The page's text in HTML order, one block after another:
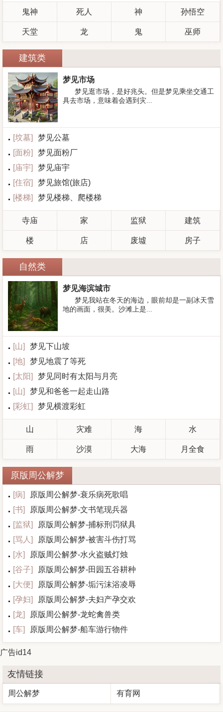
鬼神 死人 神 孙悟空
天堂 龙 鬼 巫师
建筑类
梦见市场
梦见逛市场，是好兆头。但是梦见乘坐交通工
具去市场，意味着会遇到灾...
[坟墓]
梦见公墓
[面粉]
梦见面粉厂
[庙宇]
梦见庙宇
[住宿]
梦见旅馆(旅店)
[楼梯] 梦见楼梯、爬楼梯
寺庙 家 监狱 建筑
楼 店 废墟 房子
自然类
梦见海滨城市
梦见我站在冬天的海边，眼前却是一副冰天雪
地的画面，很美。沙滩上是...
[山]
梦见下山坡
[地]
梦见地震了等死
[太阳]
梦见同时有太阳与月亮
[山]
梦见和爸爸一起走山路
[彩虹] 梦见横渡彩虹
山 灾难 海 水
雨 沙漠 大海 月全食
原版周公解梦
[病]
原版周公解梦-衰乐病死歌唱
[书]
原版周公解梦-文书笔现兵器
[监狱]
原版周公解梦-捕标刑罚狱具
[骂人 ]
原版周公解梦-被害斗伤打骂
[水]
原版周公解梦-水火盗贼灯烛
[谷子]
原版周公解梦-田园五谷耕种
[大便]
原版周公解梦-垢污沫浴凌辱
[孕妇]
原版周公解梦-夫妇产孕交欢
[龙]
原版周公解梦-龙蛇禽兽类
[车] 原版周公解梦-船车游行物件
广告id14
友情链接
周公解梦 有育网